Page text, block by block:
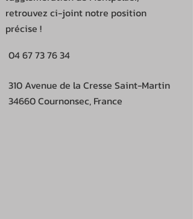
04 67 73 76 34
310 Avenue de la Cresse Saint-Martin
34660 Cournonsec, France
retrouvez ci-joint notre position
précise !